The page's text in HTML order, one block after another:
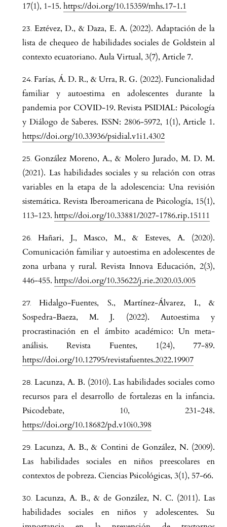
17(1), 1-15. https://doi.org/10.15359/mhs.17-1.1
Eztévez, D., & Daza, E. A. (2022). Adaptación de la
lista de chequeo de habilidades sociales de Goldstein al
contexto ecuatoriano. Aula Virtual, 3(7), Article 7.
Farías, Á. D. R., & Urra, R. G. (2022). Funcionalidad
familiar y autoestima en adolescentes durante la
pandemia por COVID-19. Revista PSIDIAL: Psicología
y Diálogo de Saberes. ISSN: 2806-5972, 1(1), Article 1.
https://doi.org/10.33936/psidial.v1i1.4302
González Moreno, A., & Molero Jurado, M. D. M.
(2021). Las habilidades sociales y su relación con otras
variables en la etapa de la adolescencia: Una revisión
sistemática. Revista Iberoamericana de Psicología, 15(1),
113-123. https://doi.org/10.33881/2027-1786.rip.15111
Hañari, J., Masco, M., & Esteves, A. (2020).
Comunicación familiar y autoestima en adolescentes de
zona urbana y rural. Revista Innova Educación, 2(3),
446-455. https://doi.org/10.35622/j.rie.2020.03.005
Hidalgo-Fuentes, S., Martínez-Álvarez, I., &
Sospedra-Baeza, M. J. (2022). Autoestima y
procrastinación en el ámbito académico: Un meta-
análisis. Revista Fuentes, 1(24), 77-89.
https://doi.org/10.12795/revistafuentes.2022.19907
Lacunza, A. B. (2010). Las habilidades sociales como
recursos para el desarrollo de fortalezas en la infancia.
Psicodebate, 10, 231-248.
https://doi.org/10.18682/pd.v10i0.398
Lacunza, A. B., & Contini de González, N. (2009).
Las habilidades sociales en niños preescolares en
contextos de pobreza. Ciencias Psicológicas, 3(1), 57-66.
Lacunza, A. B., & de González, N. C. (2011). Las
habilidades sociales en niños y adolescentes. Su